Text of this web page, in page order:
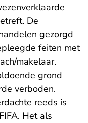
De
gezorgd
feiten met
makelaar.
grond
verboden.
reeds is
Het als